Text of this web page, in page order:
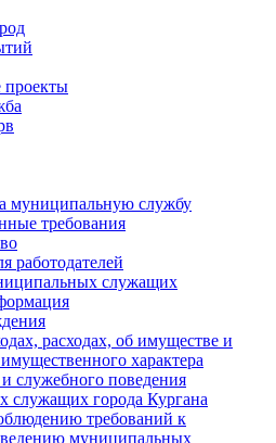
муниципальную службу
требования
работодателей
служащих
расходах, об имуществе и
имущественного характера
служебного поведения
служащих города Кургана
требований к
муниципальных